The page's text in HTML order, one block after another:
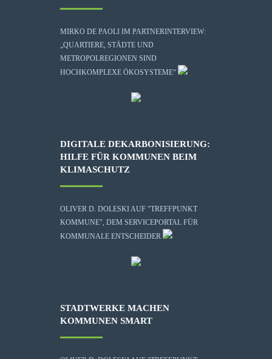
MIRKO DE PAOLI IM PARTNERINTERVIEW:
„QUARTIERE, STÄDTE UND
METROPOLREGIONEN SIND
HOCHKOMPLEXE ÖKOSYSTEME“
DIGITALE DEKARBONISIERUNG:
HILFE FÜR KOMMUNEN BEIM
KLIMASCHUTZ
OLIVER D. DOLESKI AUF "TREFFPUNKT
KOMMUNE", DEM SERVICEPORTAL FÜR
KOMMUNALE ENTSCHEIDER
STADTWERKE MACHEN
KOMMUNEN SMART